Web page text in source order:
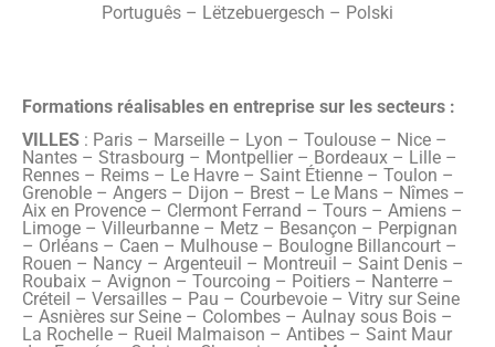
Português – Lëtzebuergesch – Polski
Formations réalisables en entreprise sur les secteurs :
VILLES : Paris – Marseille – Lyon – Toulouse – Nice –
Nantes – Strasbourg – Montpellier – Bordeaux – Lille –
Rennes – Reims – Le Havre – Saint Étienne – Toulon –
Grenoble – Angers – Dijon – Brest – Le Mans – Nîmes –
Aix en Provence – Clermont Ferrand – Tours – Amiens –
Limoge – Villeurbanne – Metz – Besançon – Perpignan
– Orléans – Caen – Mulhouse – Boulogne Billancourt –
Rouen – Nancy – Argenteuil – Montreuil – Saint Denis –
Roubaix – Avignon – Tourcoing – Poitiers – Nanterre –
Créteil – Versailles – Pau – Courbevoie – Vitry sur Seine
– Asnières sur Seine – Colombes – Aulnay sous Bois –
La Rochelle – Rueil Malmaison – Antibes – Saint Maur